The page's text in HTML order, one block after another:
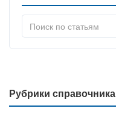
Рубрики справочника